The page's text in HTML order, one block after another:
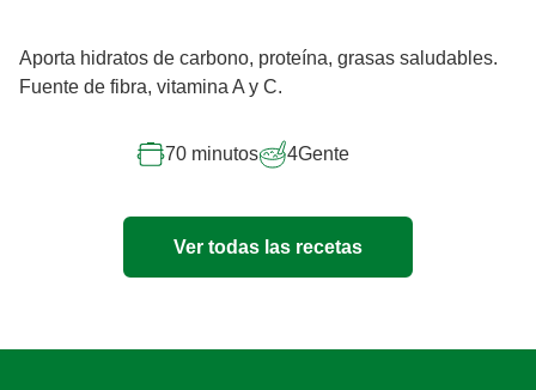
Aporta hidratos de carbono, proteína, grasas saludables.
Fuente de fibra, vitamina A y C.
70 minutos 4Gente
Ver todas las recetas